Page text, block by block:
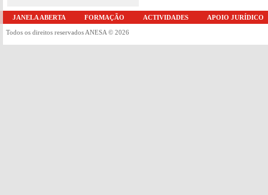
JANELA ABERTA FORMAÇÃO ACTIVIDADES APOIO JURÍDICO
Todos os direitos reservados ANESA © 2026